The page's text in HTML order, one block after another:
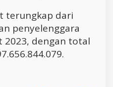
terungkap dari
penyelenggara
2023, dengan total